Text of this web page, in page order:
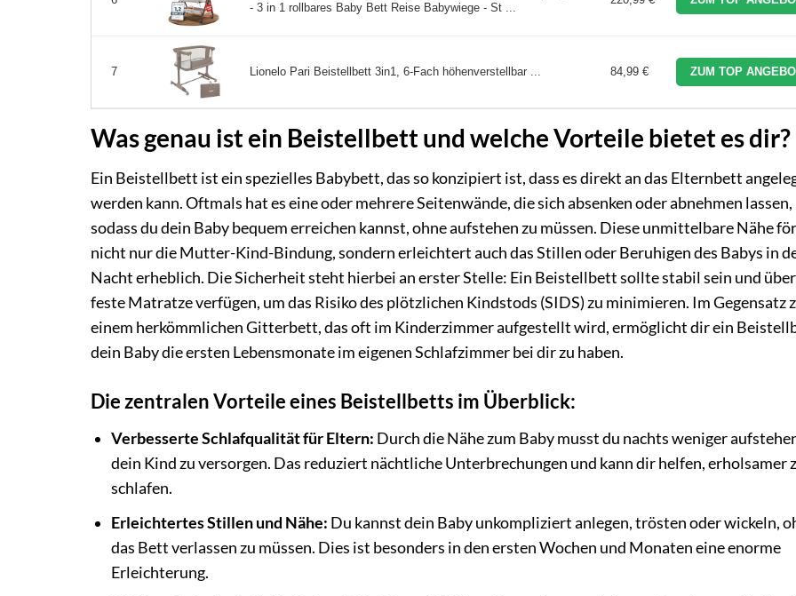
- 3 in 1 rollbares Baby Bett Reise Babywiege - St ...
7 Lionelo Pari Beistellbett 3in1, 6-Fach höhenverstellbar ... 84,99 € ZUM TOP
Was genau ist ein Beistellbett und welche Vorteile bietet es dir?
Ein Beistellbett ist ein spezielles Babybett, das so konzipiert ist, dass es direkt an das Elternbett
werden kann. Oftmals hat es eine oder mehrere Seitenwände, die sich absenken oder abnehmen lassen,
sodass du dein Baby bequem erreichen kannst, ohne aufstehen zu müssen. Diese unmittelbare Nähe
nicht nur die Mutter-Kind-Bindung, sondern erleichtert auch das Stillen oder Beruhigen des Babys in
Nacht erheblich. Die Sicherheit steht hierbei an erster Stelle: Ein Beistellbett sollte stabil sein und
feste Matratze verfügen, um das Risiko des plötzlichen Kindstods (SIDS) zu minimieren. Im Gegensatz
einem herkömmlichen Gitterbett, das oft im Kinderzimmer aufgestellt wird, ermöglicht dir ein
dein Baby die ersten Lebensmonate im eigenen Schlafzimmer bei dir zu haben.
Die zentralen Vorteile eines Beistellbetts im Überblick:
Verbesserte Schlafqualität für Eltern: Durch die Nähe zum Baby musst du nachts weniger
dein Kind zu versorgen. Das reduziert nächtliche Unterbrechungen und kann dir helfen, erholsamer
schlafen.
Erleichtertes Stillen und Nähe: Du kannst dein Baby unkompliziert anlegen, trösten oder wickeln,
das Bett verlassen zu müssen. Dies ist besonders in den ersten Wochen und Monaten eine enorme
Erleichterung.